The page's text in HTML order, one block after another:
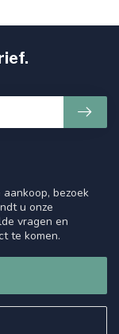
bezoek
u onze
vragen en
te komen.